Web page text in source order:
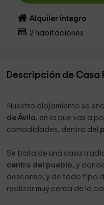
Alquiler íntegro
2 habitaciones
Descripción de Casa
Nuestro alojamiento se
de Ávila, en la que vas a
comodidades, dentro del
Se trata de una casa
centro del pueblo, y
descanso, y de todo tipo
realizar muy cerca de la